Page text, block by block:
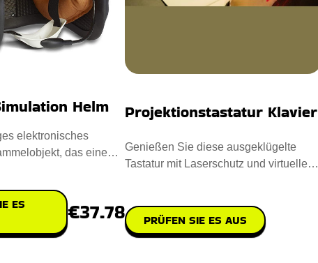
Helm
elektronisches
das eine
ES
€37.78
Projektionstastatur Klavier
Genießen Sie diese ausgeklügelte
Tastatur mit Laserschutz und virtuellem
PRÜFEN SIE ES AUS